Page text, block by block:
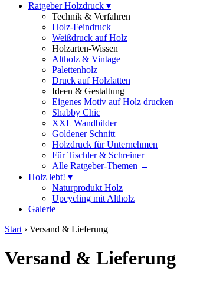
Ratgeber Holzdruck ▾
Technik & Verfahren
Holz-Feindruck
Weißdruck auf Holz
Holzarten-Wissen
Altholz & Vintage
Palettenholz
Druck auf Holzlatten
Ideen & Gestaltung
Eigenes Motiv auf Holz drucken
Shabby Chic
XXL Wandbilder
Goldener Schnitt
Holzdruck für Unternehmen
Für Tischler & Schreiner
Alle Ratgeber-Themen →
Holz lebt! ▾
Naturprodukt Holz
Upcycling mit Altholz
Galerie
Start › Versand & Lieferung
Versand & Lieferung